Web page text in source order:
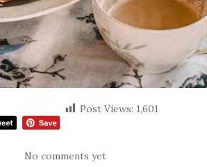
Post Views: 1,601
No comments yet